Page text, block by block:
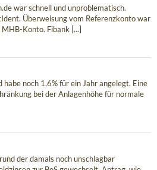
war schnell und unproblematisch.
Überweisung vom Referenzkonto war
Konto. Fibank [...]
habe noch 1,6% für ein Jahr angelegt. Eine
bei der Anlagenhöhe für normale
der damals noch unschlagbar